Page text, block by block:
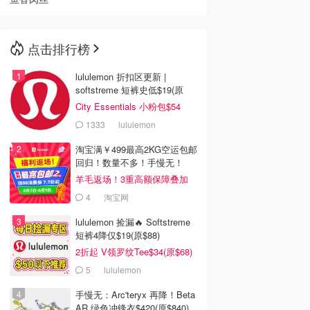
点击排行榜
lululemon 折扣区更新 |
softstreme 短裤史低$19(原
$88)
City Essentials 小粉包$54
1333 lululemon
淘宝满￥499最高2KG空运包邮
回归！数量不多！手慢无！
羊毛返场！3重高额保障叠加
4 淘宝网
lululemon 捡漏🔥 Softstreme
短裤4降仅$19(原$88)
2折起 V领罗纹Tee$34(原$68)
5 lululemon
手慢无：Arc'teryx 再降！Beta